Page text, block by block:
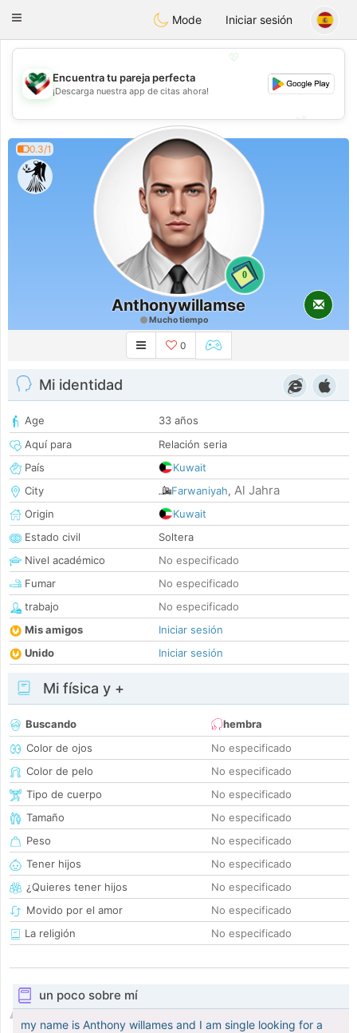
KuwaitChat
Toggle
Mode Iniciar sesión
💖
💕
💕
Encuentra tu pareja perfecta
¡Descarga nuestra app de citas ahora!
0.3/1
0
Anthonywillamse
Mucho tiempo
0
Mi identidad
Age
33 años
Aquí para
Relación seria
País
Kuwait
City
Farwaniyah, Al Jahra
Origin
Kuwait
Estado civil
Soltera
Nivel académico
No especificado
Fumar
No especificado
trabajo
No especificado
Mis amigos
Iniciar sesión
Unido
Iniciar sesión
Mi física y +
Buscando
hembra
Color de ojos
No especificado
Color de pelo
No especificado
Tipo de cuerpo
No especificado
Tamaño
No especificado
Peso
No especificado
Tener hijos
No especificado
¿Quieres tener hijos
No especificado
Movido por el amor
No especificado
La religión
No especificado
un poco sobre mí
my name is Anthony willames and I am single looking for a